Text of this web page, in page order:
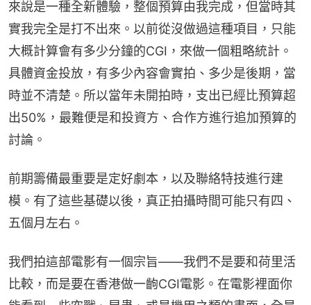
來說是一種全新體驗，整個預算由我完成，但當時其
實我完全是打不出來。以前從沒做過這種項目，只能
大概計算會有多少分鐘的CGI，來做一個粗略統計。
具體資金投放，有多少內容會實拍、多少是後期，當
時並不清楚。所以當年未開拍時，支出已經比預算超
出50%，最難便是和投資方、合作方進行追加預算的
討論。
前期籌備最重要是定好劇本，以及聯絡特技進行建
模。有了這些基礎以後，真正拍攝時間可能只有四、
五個月左右。
我們拍這部電影有一個宗旨——我們不是要和荷里活
比較，而是要在香港做一齣CGI電影。在電影裡面你